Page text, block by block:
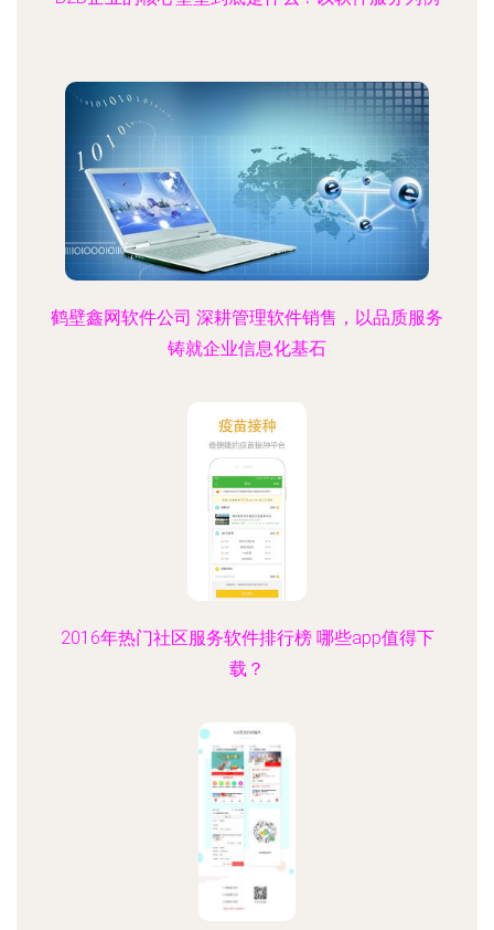
鹤壁鑫网软件公司 深耕管理软件销售，以品质服务
铸就企业信息化基石
2016年热门社区服务软件排行榜 哪些app值得下
载？